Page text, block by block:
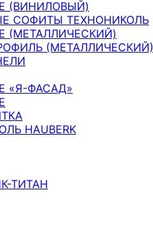
(ВИНИЛОВЫЙ)
СОФИТЫ ТЕХНОНИКОЛЬ
(МЕТАЛЛИЧЕСКИЙ)
(МЕТАЛЛИЧЕСКИЙ)
«Я-ФАСАД»
HAUBERK
ТИТАН